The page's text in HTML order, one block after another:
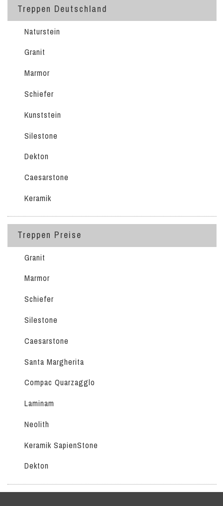
Treppen Deutschland
Naturstein
Granit
Marmor
Schiefer
Kunststein
Silestone
Dekton
Caesarstone
Keramik
Treppen Preise
Granit
Marmor
Schiefer
Silestone
Caesarstone
Santa Margherita
Compac Quarzagglo
Laminam
Neolith
Keramik SapienStone
Dekton